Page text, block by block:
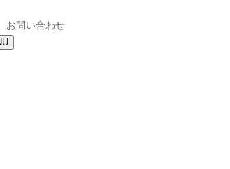
お問い合わせ